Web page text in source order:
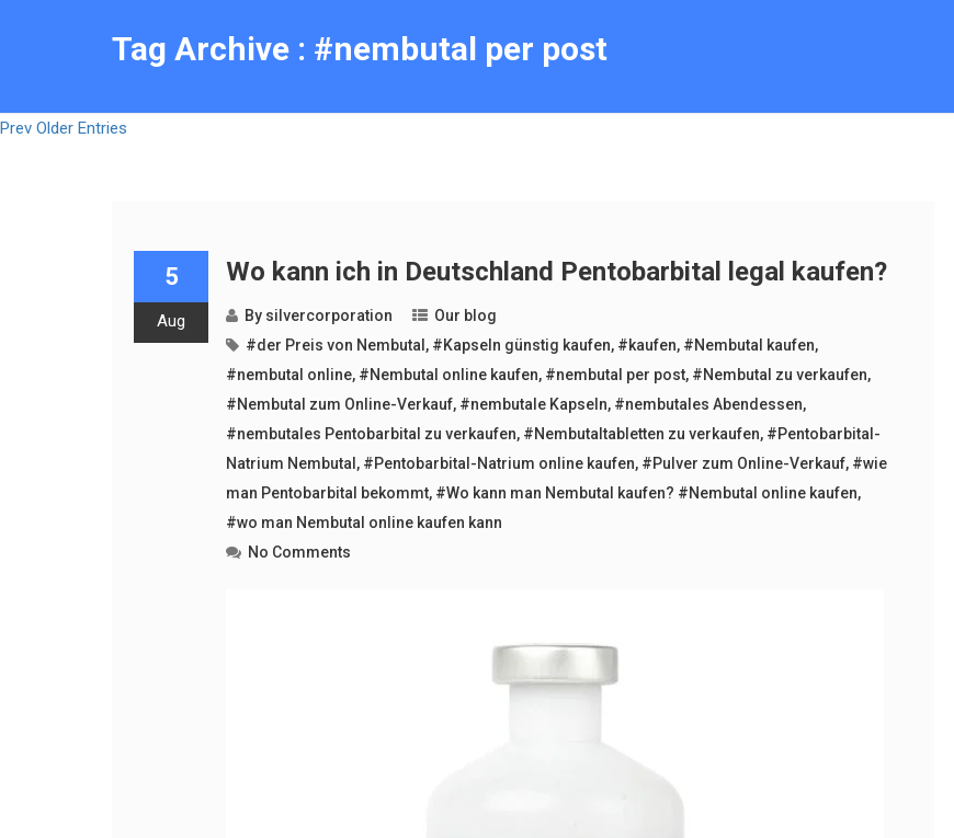
Tag Archive : #nembutal per post
Prev Older Entries
5
Aug
Wo kann ich in Deutschland Pentobarbital legal kaufen?
By silvercorporation
Our blog
#der Preis von Nembutal , #Kapseln günstig kaufen, #kaufen, #Nembutal kaufen,
#nembutal online, #Nembutal online kaufen, #nembutal per post, #Nembutal zu verkaufen,
#Nembutal zum Online-Verkauf, #nembutale Kapseln, #nembutales Abendessen,
#nembutales Pentobarbital zu verkaufen, #Nembutaltabletten zu verkaufen, #Pentobarbital-
Natrium Nembutal , #Pentobarbital-Natrium online kaufen, #Pulver zum Online-Verkauf, #wie
man Pentobarbital bekommt, #Wo kann man Nembutal kaufen? #Nembutal online kaufen,
#wo man Nembutal online kaufen kann
No Comments